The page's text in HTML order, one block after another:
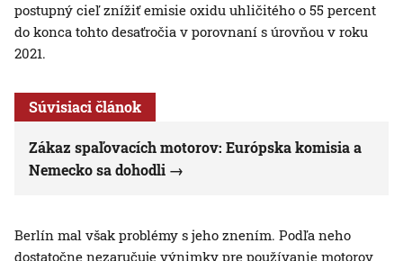
postupný cieľ znížiť emisie oxidu uhličitého o 55 percent
do konca tohto desaťročia v porovnaní s úrovňou v roku
2021.
Súvisiaci článok
Zákaz spaľovacích motorov: Európska komisia a
Nemecko sa dohodli
Berlín mal však problémy s jeho znením. Podľa neho
dostatočne nezaručuje výnimky pre používanie motorov